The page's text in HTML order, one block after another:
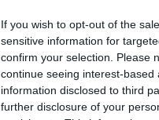
If you wish to opt-out of the
sensitive information for
confirm your selection. Please
continue seeing interest-
information disclosed to third
further disclosure of your
Az utóbbi
„Az